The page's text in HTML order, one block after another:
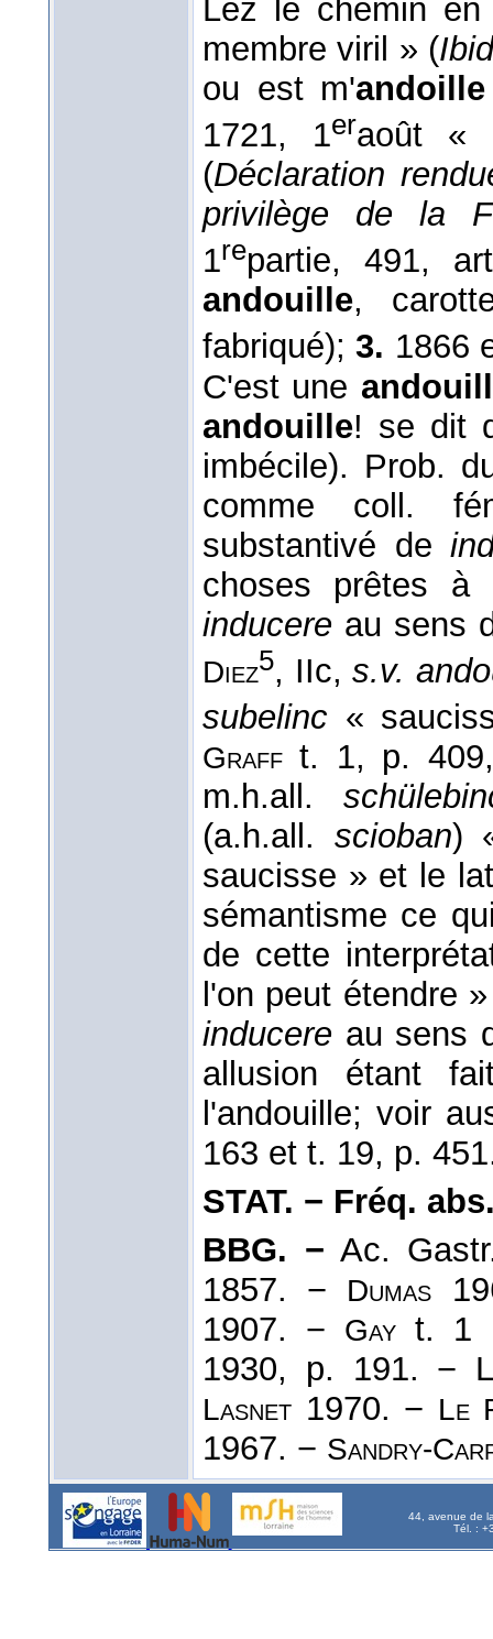
Lez le chemin
membre viril » (
ou est m'andoille
1721, 1eraoût «
(Déclaration
privilège de la
1repartie, 491,
andouille,
fabriqué);3. 1866
C'est une
andouille! se dit
imbécile). Prob.
comme coll.
substantivé de
choses prêtes à
inducere au sens
Diez5, IIc, s.v.
subelinc «
Graff t. 1, p.
m.h.all.
(a.h.all. scioban)
saucisse » et le
sémantisme ce
de cette
l'on peut étendre
inducere au sens
allusion étant
l'andouille; voir
163 et t. 19, p.
STAT. − Fréq.
BBG. − Ac.
1857. −
Dumas
1907. − Gay t. 1
1930, p. 191. −
Lasnet 1970. − Le
1967. − Sandry-
44, avenue de
Tél. :